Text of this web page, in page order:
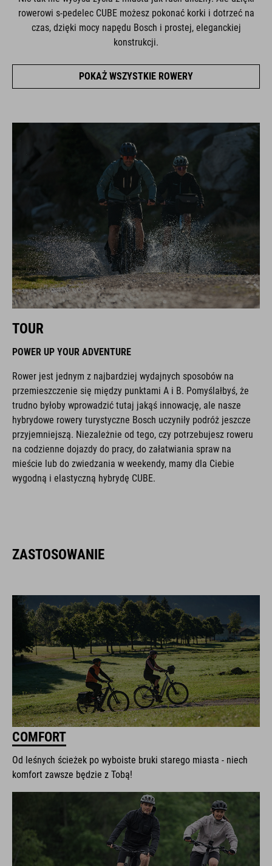
rowerowi s-pedelec CUBE możesz pokonać korki i dotrzeć na
czas, dzięki mocy napędu Bosch i prostej, eleganckiej
konstrukcji.
POKAŻ WSZYSTKIE ROWERY
TOUR
POWER UP YOUR ADVENTURE
Rower jest jednym z najbardziej wydajnych sposobów na
przemieszczenie się między punktami A i B. Pomyślałbyś, że
trudno byłoby wprowadzić tutaj jakąś innowację, ale nasze
hybrydowe rowery turystyczne Bosch uczyniły podróż jeszcze
przyjemniejszą. Niezależnie od tego, czy potrzebujesz roweru
na codzienne dojazdy do pracy, do załatwiania spraw na
mieście lub do zwiedzania w weekendy, mamy dla Ciebie
wygodną i elastyczną hybrydę CUBE.
ZASTOSOWANIE
COMFORT
Od leśnych ścieżek po wyboiste bruki starego miasta - niech
komfort zawsze będzie z Tobą!